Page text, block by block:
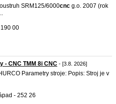
SRM125/6000cnc g.o. 2007 (rok
00
- CNC TMM 8i CNC - [3.8. 2026]
Parametry stroje: Popis: Stroj je v
- 252 26